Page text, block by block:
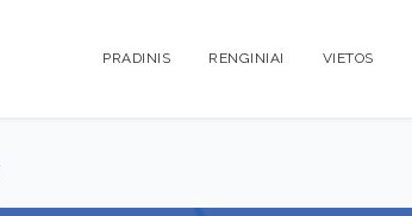
PRADINIS RENGINIAI VIETOS